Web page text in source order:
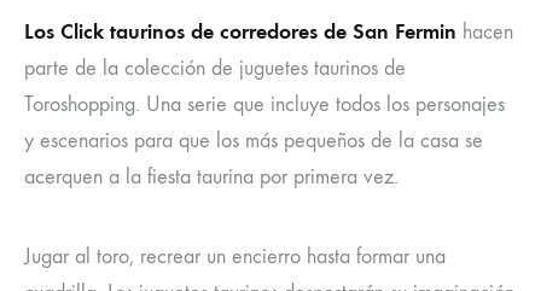
Los Click taurinos de corredores de San Fermin hacen
parte de la colección de juguetes taurinos de
Toroshopping. Una serie que incluye todos los personajes
y escenarios para que los más pequeños de la casa se
acerquen a la fiesta taurina por primera vez.
Jugar al toro, recrear un encierro hasta formar una